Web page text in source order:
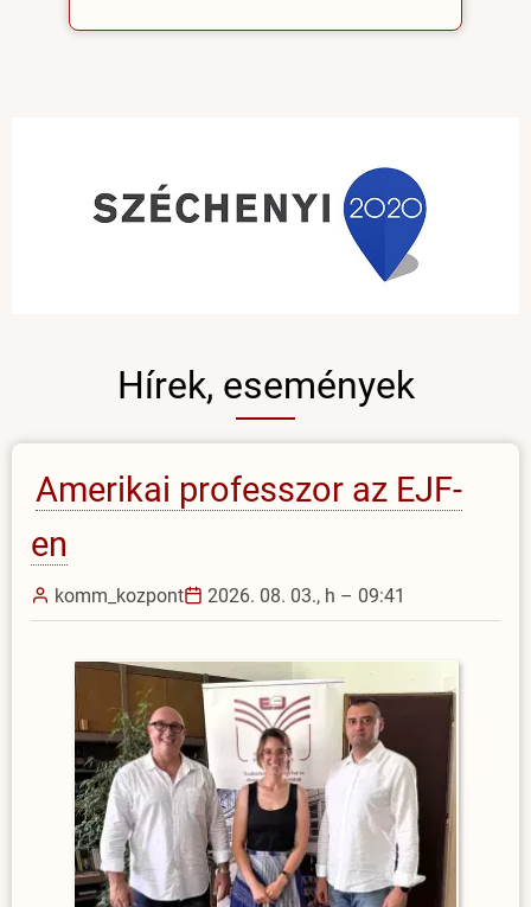
Hírek, események
Amerikai professzor az EJF-
en
komm_kozpont 2026. 08. 03., h – 09:41